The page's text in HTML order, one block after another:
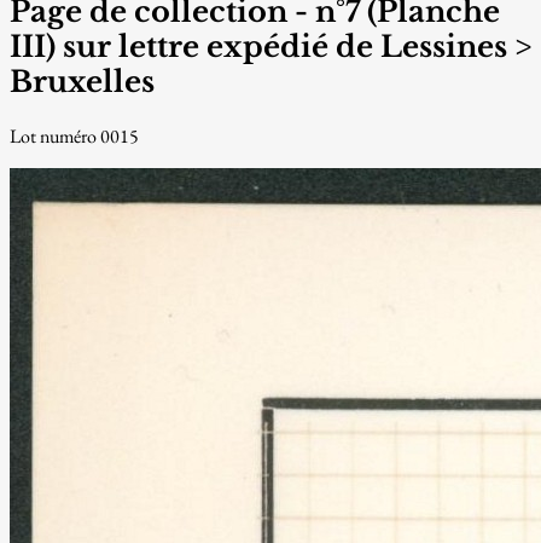
Page de collection - n°7 (Planche
III) sur lettre expédié de Lessines >
Bruxelles
Lot numéro 0015